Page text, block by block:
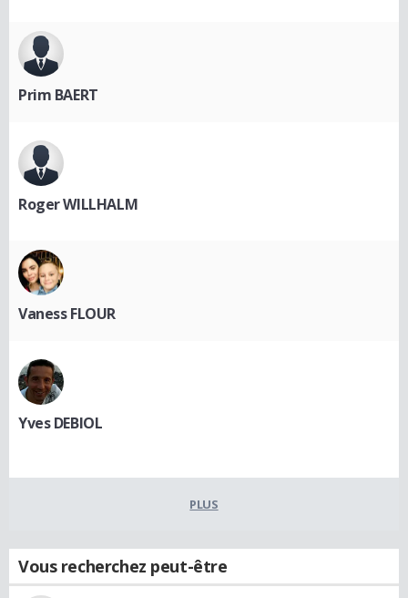
Prim BAERT
Roger WILLHALM
Vaness FLOUR
Yves DEBIOL
PLUS
Vous recherchez peut-être